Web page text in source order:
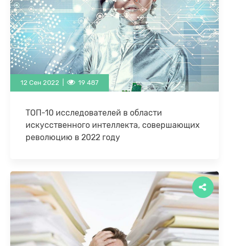
12 Сен 2022 | 19 487
ТОП-10 исследователей в области
искусственного интеллекта, совершающих
революцию в 2022 году
благодаря своим техническим ноу-хау и
вдохновляющим стратегиям. Они углубляются в
модели ИИ …